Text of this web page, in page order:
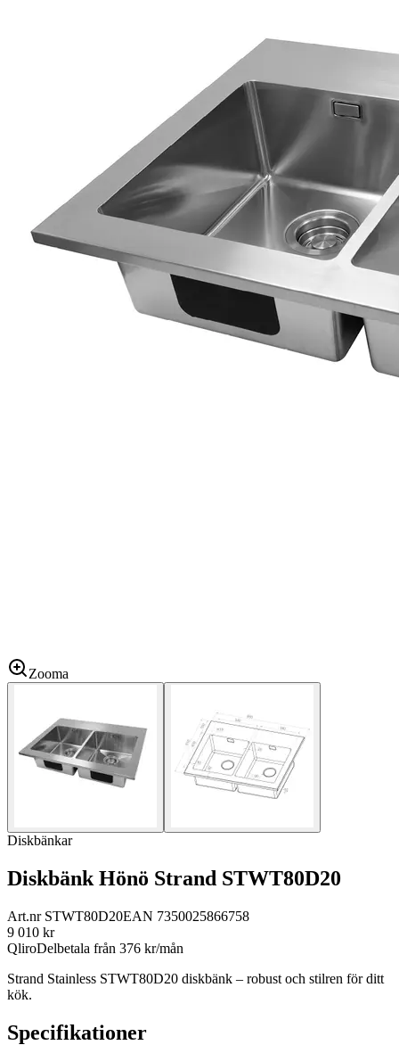
Zooma
Diskbänkar
Diskbänk Hönö Strand STWT80D20
Art.nr STWT80D20EAN 7350025866758
9 010 kr
QliroDelbetala från 376 kr/mån
Strand Stainless STWT80D20 diskbänk – robust och stilren för ditt
kök.
Specifikationer